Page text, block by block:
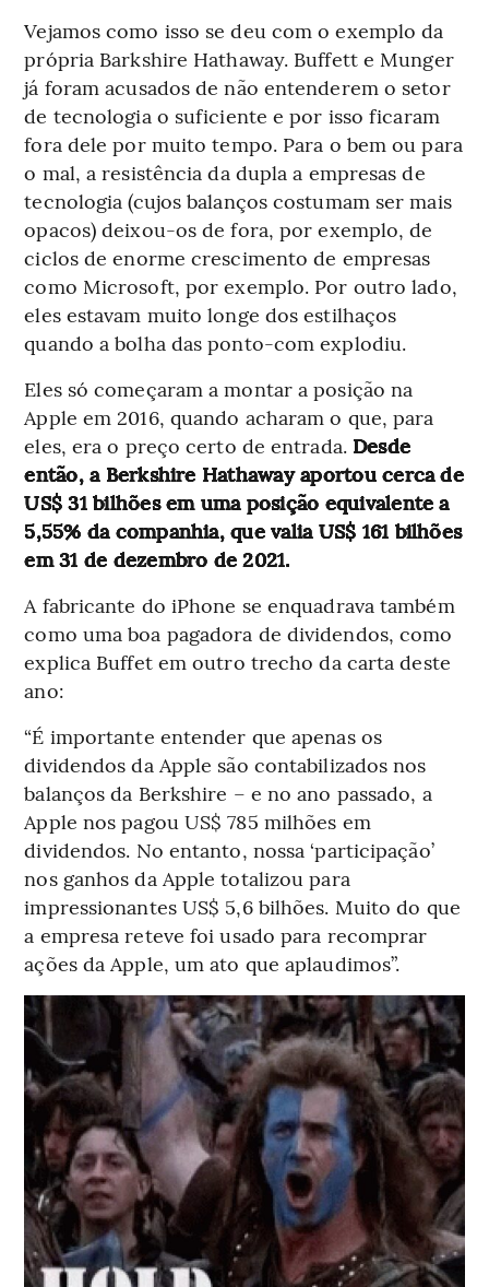
Vejamos como isso se deu com o exemplo da
própria Barkshire Hathaway. Buffett e Munger
já foram acusados de não entenderem o setor
de tecnologia o suficiente e por isso ficaram
fora dele por muito tempo. Para o bem ou para
o mal, a resistência da dupla a empresas de
tecnologia (cujos balanços costumam ser mais
opacos) deixou-os de fora, por exemplo, de
ciclos de enorme crescimento de empresas
como Microsoft, por exemplo. Por outro lado,
eles estavam muito longe dos estilhaços
quando a bolha das ponto-com explodiu.
Eles só começaram a montar a posição na
Apple em 2016, quando acharam o que, para
eles, era o preço certo de entrada. Desde
então, a Berkshire Hathaway aportou cerca de
US$ 31 bilhões em uma posição equivalente a
5,55% da companhia, que valia US$ 161 bilhões
em 31 de dezembro de 2021.
A fabricante do iPhone se enquadrava também
como uma boa pagadora de dividendos, como
explica Buffet em outro trecho da carta deste
ano:
“É importante entender que apenas os
dividendos da Apple são contabilizados nos
balanços da Berkshire – e no ano passado, a
Apple nos pagou US$ 785 milhões em
dividendos. No entanto, nossa ‘participação’
nos ganhos da Apple totalizou para
impressionantes US$ 5,6 bilhões. Muito do que
a empresa reteve foi usado para recomprar
ações da Apple, um ato que aplaudimos”.